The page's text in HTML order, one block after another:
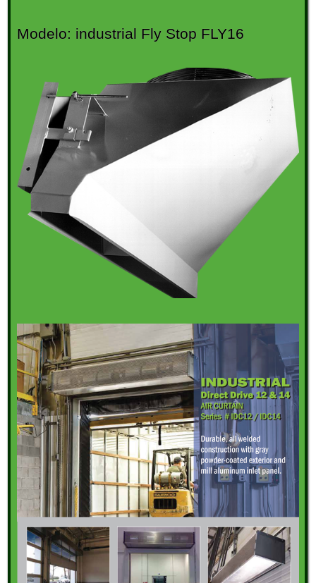
Modelo: industrial Fly Stop FLY16